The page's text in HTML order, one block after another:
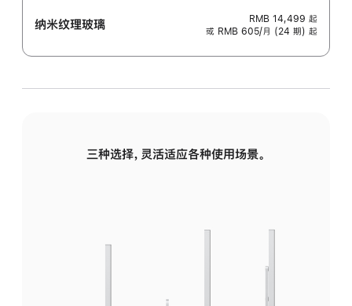
纳米纹理玻璃 RMB 14,499 起
或 RMB 605/月 (24 期) 起
三种选择，灵活适应各种使用场景。